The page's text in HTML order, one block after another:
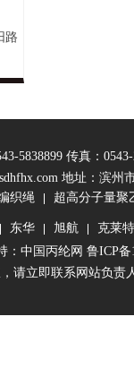
路
5838899 传真：0543-
地址：滨州
织绳
超高分子量聚
东华 旭航
克莱特
： 中国丙纶网 鲁ICP备
请立即联系网站负责